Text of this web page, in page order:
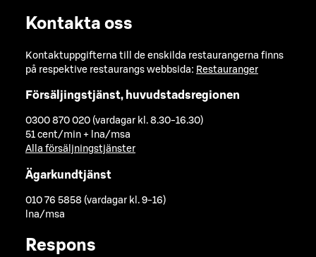
Kontakta oss
Kontaktuppgifterna till de enskilda restaurangerna finns
på respektive restaurangs webbsida: Restauranger
Försäljingstjänst, huvudstadsregionen
0300 870 020 (vardagar kl. 8.30-16.30)
51 cent/min + lna/msa
Alla försäljningstjänster
Ägarkundtjänst
010 76 5858 (vardagar kl. 9-16)
lna/msa
Respons